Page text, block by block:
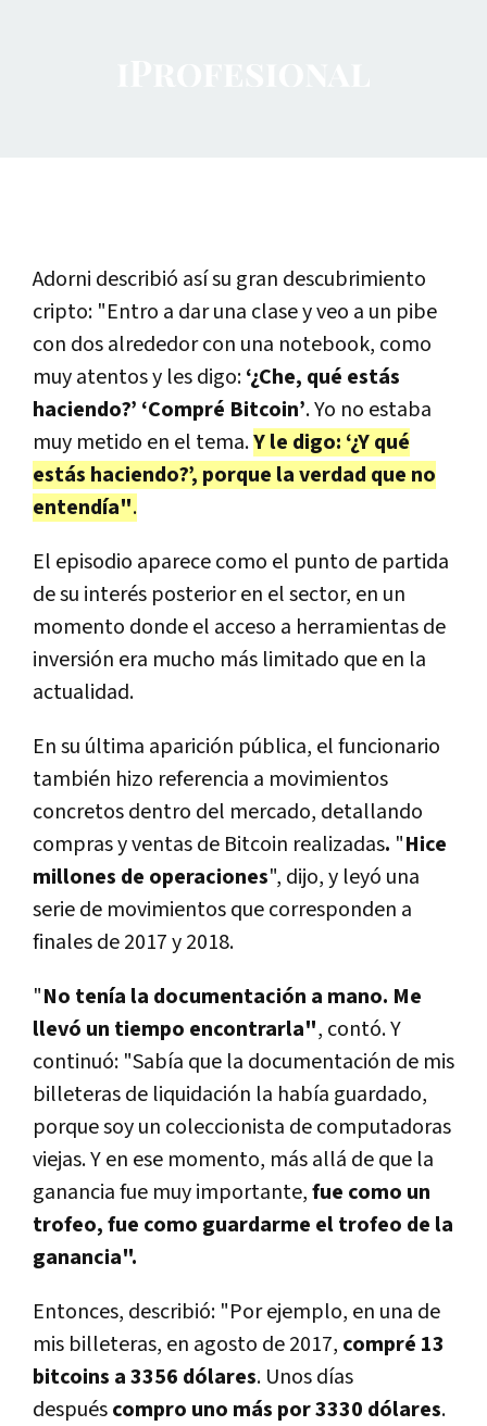
Adorni describió así su gran descubrimiento
cripto: "Entro a dar una clase y veo a un pibe
con dos alrededor con una notebook, como
muy atentos y les digo:‘¿Che, qué estás
haciendo?’ ‘Compré Bitcoin’. Yo no estaba
muy metido en el tema.Y le digo: ‘¿Y qué
estás haciendo?’, porque la verdad que no
entendía".
El episodio aparece como el punto de partida
de su interés posterior en el sector, en un
momento donde el acceso a herramientas de
inversión era mucho más limitado que en la
actualidad.
En su última aparición pública, el funcionario
también hizo referencia a movimientos
concretos dentro del mercado, detallando
compras y ventas de Bitcoin realizadas. "Hice
millones de operaciones", dijo, y leyó una
serie de movimientos que corresponden a
finales de 2017 y 2018.
"No tenía la documentación a mano. Me
llevó un tiempo encontrarla", contó. Y
continuó: "Sabía que la documentación de mis
billeteras de liquidación la había guardado,
porque soy un coleccionista de computadoras
viejas. Y en ese momento, más allá de que la
ganancia fue muy importante,fue como un
trofeo, fue como guardarme el trofeo de la
ganancia".
Entonces, describió: "Por ejemplo, en una de
mis billeteras, en agosto de 2017, compré 13
bitcoins a 3356 dólares. Unos días
despuéscompro uno más por 3330 dólares.